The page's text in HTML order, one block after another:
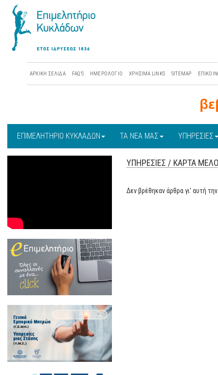
ΑΡΧΙΚΗ ΣΕΛΙΔΑ FAQ'S ΗΜΕΡΟΛΟΓΙΟ ΧΡΗΣΙΜΑ LINKS SITEMAP
ΕΠΙΜΕΛΗΤΗΡΙΟ ΚΥΚΛΑΔΩΝ ΤΑ ΝΕΑ ΜΑΣ ΥΠΗΡΕΣΙΕΣ
ΥΠΗΡΕΣΙΕΣ / ΚΑΡΤΑ
Δεν βρέθηκαν άρθρα γι' αυτή